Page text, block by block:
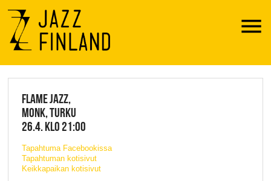
Menu
JAZZ FINLAND LIVE
FLAME JAZZ,
MONK, TURKU
26.4. KLO 21:00
Tapahtuma Facebookissa
Tapahtuman kotisivut
Keikkapaikan kotisivut